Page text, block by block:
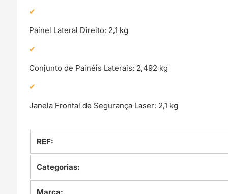
Painel Lateral Direito: 2,1 kg
Conjunto de Painéis Laterais: 2,492 kg
Janela Frontal de Segurança Laser: 2,1 kg
REF:
Categorias:
Marca: